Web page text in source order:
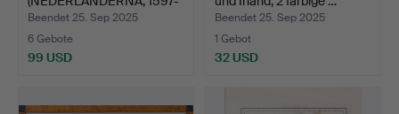
1651…
Beendet 25. Sep 2025
6 Gebote
99 USD
Beendet 25. Sep 2025
1 Gebot
32 USD